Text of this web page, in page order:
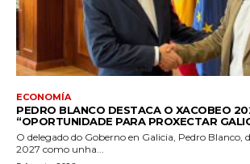
ECONOMÍA
PEDRO BLANCO DESTACA O XACOBEO
“OPORTUNIDADE PARA PROXECTAR
O delegado do Goberno en Galicia, Pedro Blanco,
2027 como unha...